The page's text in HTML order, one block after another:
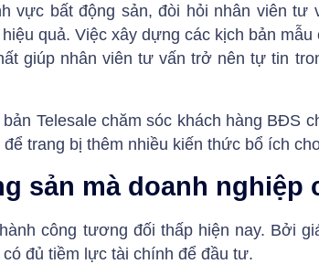
vực bất động sản, đòi hỏi nhân viên tư
quả. Việc xây dựng các kịch bản mẫu
giúp nhân viên tư vấn trở nên tự tin
Telesale chăm sóc khách hàng BĐS
trang bị thêm nhiều kiến thức bổ ích
sản mà doanh nghiệp
công tương đối thấp hiện nay. Bởi
đủ tiềm lực tài chính để đầu tư.